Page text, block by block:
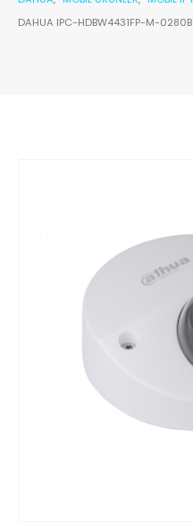
DAHUA IPC-HDBW4431FP-M-0280B